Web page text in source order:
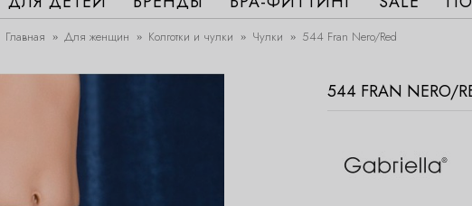
Главная Для женщин Колготки и чулки Чулки 544 Fran Nero/Red
544 FRAN NERO/